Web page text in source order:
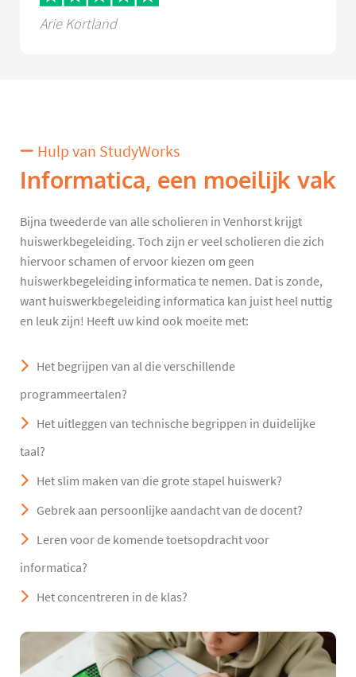
Arie Kortland
Hulp van StudyWorks
Informatica, een moeilijk vak
Bijna tweederde van alle scholieren in Venhorst krijgt
huiswerkbegeleiding. Toch zijn er veel scholieren die zich
hiervoor schamen of ervoor kiezen om geen
huiswerkbegeleiding informatica te nemen. Dat is zonde,
want huiswerkbegeleiding informatica kan juist heel nuttig
en leuk zijn! Heeft uw kind ook moeite met:
Het begrijpen van al die verschillende
programmeertalen?
Het uitleggen van technische begrippen in duidelijke
taal?
Het slim maken van die grote stapel huiswerk?
Gebrek aan persoonlijke aandacht van de docent?
Leren voor de komende toetsopdracht voor
informatica?
Het concentreren in de klas?